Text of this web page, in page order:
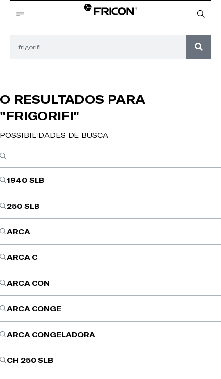
O RESULTADOS PARA
"FRIGORIFI"
POSSIBILIDADES DE BUSCA
1940 SLB
250 SLB
ARCA
ARCA C
ARCA CON
ARCA CONGE
ARCA CONGELADORA
CH 250 SLB